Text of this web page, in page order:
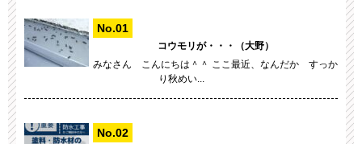
コウモリが・・・（大野）
みなさん こんにちは＾＾ ここ最近、なんだか すっか
り秋めい...